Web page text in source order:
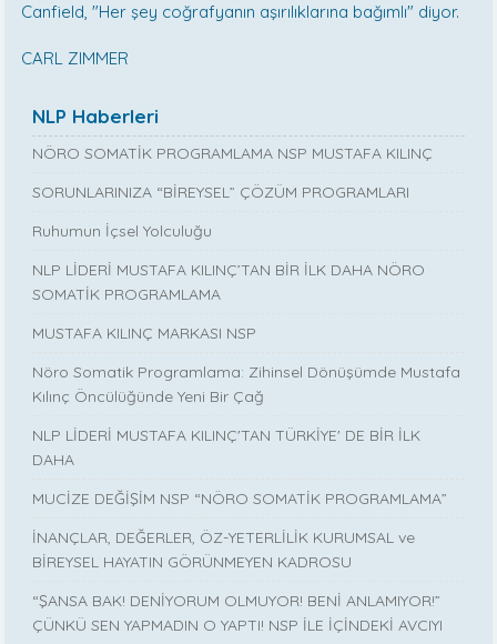
Canfield, "Her şey coğrafyanın aşırılıklarına bağımlı" diyor.
CARL ZIMMER
NLP Haberleri
NÖRO SOMATİK PROGRAMLAMA NSP MUSTAFA KILINÇ
SORUNLARINIZA “BİREYSEL” ÇÖZÜM PROGRAMLARI
Ruhumun İçsel Yolculuğu
NLP LİDERİ MUSTAFA KILINÇ’TAN BİR İLK DAHA NÖRO
SOMATİK PROGRAMLAMA
MUSTAFA KILINÇ MARKASI NSP
Nöro Somatik Programlama: Zihinsel Dönüşümde Mustafa
Kılınç Öncülüğünde Yeni Bir Çağ
NLP LİDERİ MUSTAFA KILINÇ'TAN TÜRKİYE' DE BİR İLK
DAHA
MUCİZE DEĞİŞİM NSP “NÖRO SOMATİK PROGRAMLAMA”
İNANÇLAR, DEĞERLER, ÖZ-YETERLİLİK KURUMSAL ve
BİREYSEL HAYATIN GÖRÜNMEYEN KADROSU
“ŞANSA BAK! DENİYORUM OLMUYOR! BENİ ANLAMIYOR!”
ÇÜNKÜ SEN YAPMADIN O YAPTI! NSP İLE İÇİNDEKİ AVCIYI